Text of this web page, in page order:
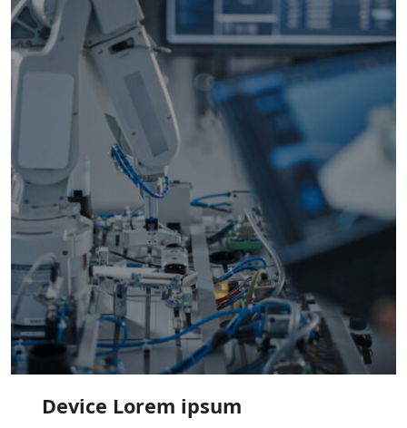
Device Lorem ipsum